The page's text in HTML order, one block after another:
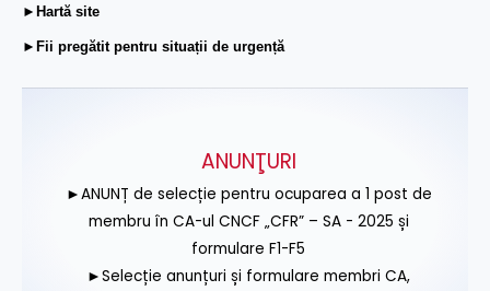
►Hartă site
►Fii pregătit pentru situații de urgență
ANUNŢURI
►ANUNȚ de selecție pentru ocuparea a 1 post de
membru în CA-ul CNCF „CFR” – SA - 2025 și
formulare F1-F5
►Selecție anunțuri și formulare membri CA,